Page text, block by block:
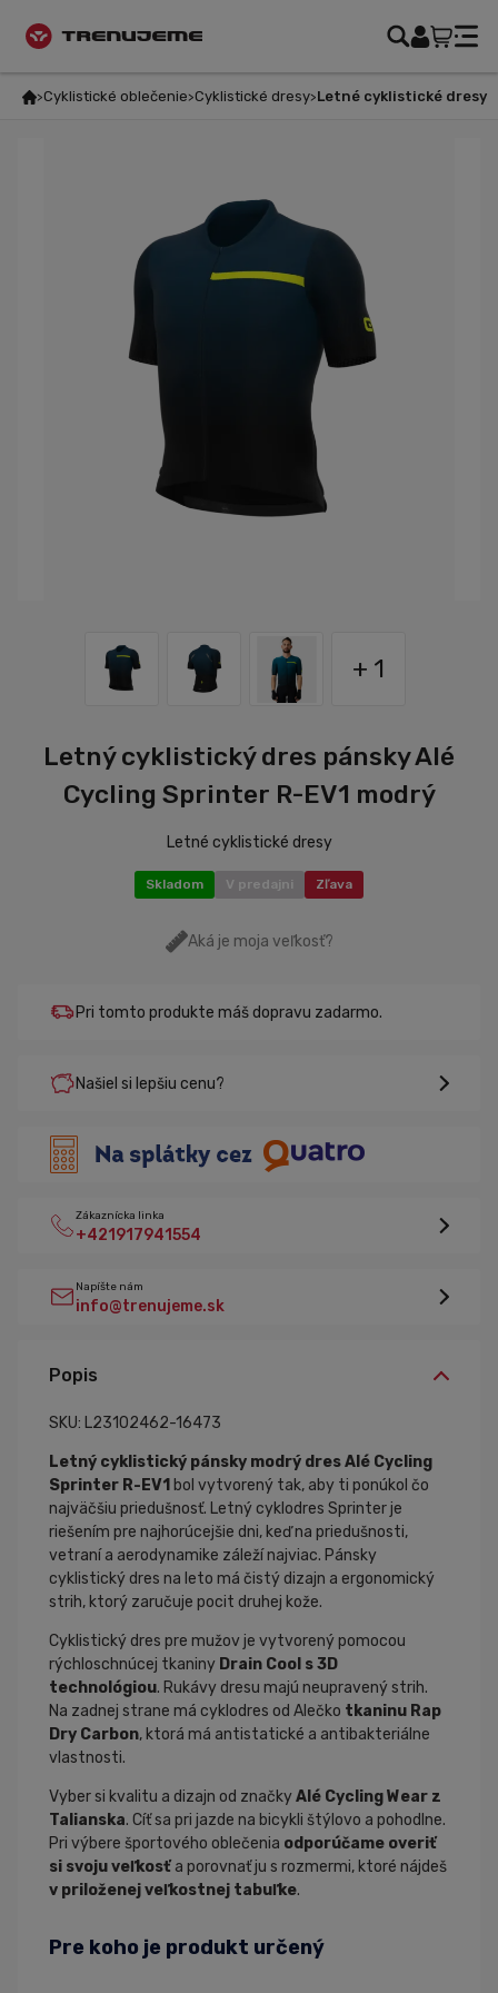
Cyklistické oblečenie Cyklistické dresy Letné cyklistické dresy
+ 1
Letný cyklistický dres pánsky Alé
Cycling Sprinter R-EV1 modrý
Letné cyklistické dresy
Skladom V predajni Zľava
Aká je moja veľkosť?
Pri tomto produkte máš dopravu zadarmo.
Našiel si lepšiu cenu?
Zákaznícka linka
+421917941554
Napíšte nám
info@trenujeme.sk
Popis
SKU: L23102462-16473
Letný cyklistický pánsky modrý dres Alé Cycling
Sprinter R-EV1 bol vytvorený tak, aby ti ponúkol čo
najväčšiu priedušnosť. Letný cyklodres Sprinter je
riešením pre najhorúcejšie dni, keď na priedušnosti,
vetraní a aerodynamike záleží najviac. Pánsky
cyklistický dres na leto má čistý dizajn a ergonomický
strih, ktorý zaručuje pocit druhej kože.
Cyklistický dres pre mužov je vytvorený pomocou
rýchloschnúcej tkaniny Drain Cool s 3D
technológiou. Rukávy dresu majú neupravený strih.
Na zadnej strane má cyklodres od Alečko tkaninu Rap
Dry Carbon, ktorá má antistatické a antibakteriálne
vlastnosti.
Vyber si kvalitu a dizajn od značkyAlé Cycling Wear z
Talianska. Cíť sa pri jazde na bicykli štýlovo a pohodlne.
Pri výbere športového oblečenia odporúčame overiť
si svoju veľkosťa porovnať ju s rozmermi, ktoré nájdeš
v priloženej veľkostnej tabuľke.
Pre koho je produkt určený